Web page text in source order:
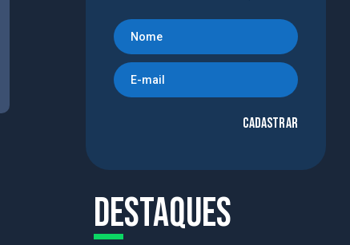
Cadastrar
Destaques